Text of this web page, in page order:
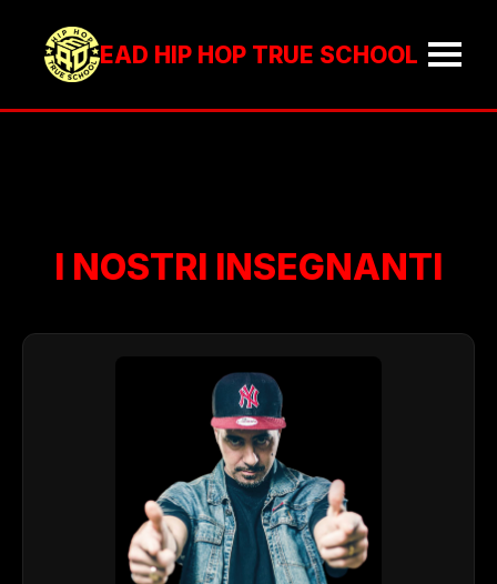
EAD HIP HOP TRUE SCHOOL
I NOSTRI INSEGNANTI